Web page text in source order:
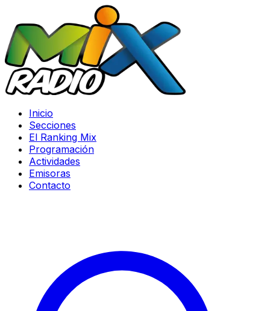
Inicio
Secciones
El Ranking Mix
Programación
Actividades
Emisoras
Contacto